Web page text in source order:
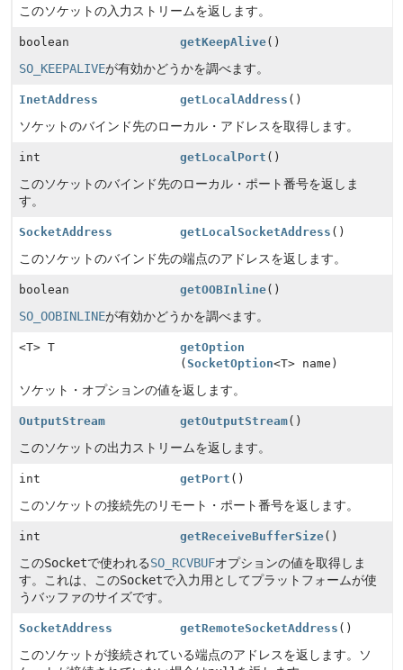
このソケットの入力ストリームを返します。
boolean getKeepAlive()
SO_KEEPALIVEが有効かどうかを調べます。
InetAddress getLocalAddress ()
ソケットのバインド先のローカル・アドレスを取得します。
int getLocalPort ()
このソケットのバインド先のローカル・ポート番号を返しま
す。
SocketAddress getLocalSocketAddress ()
このソケットのバインド先の端点のアドレスを返します。
boolean getOOBInline()
SO_OOBINLINEが有効かどうかを調べます。
<T> T
getOption
(SocketOption<T> name)
ソケット・オプションの値を返します。
OutputStream getOutputStream()
このソケットの出力ストリームを返します。
int getPort ()
このソケットの接続先のリモート・ポート番号を返します。
int getReceiveBufferSize()
このSocketで使われるSO_RCVBUFオプションの値を取得しま
す。これは、このSocketで入力用としてプラットフォームが使
うバッファのサイズです。
SocketAddress getRemoteSocketAddress ()
このソケットが接続されている端点のアドレスを返します。ソ